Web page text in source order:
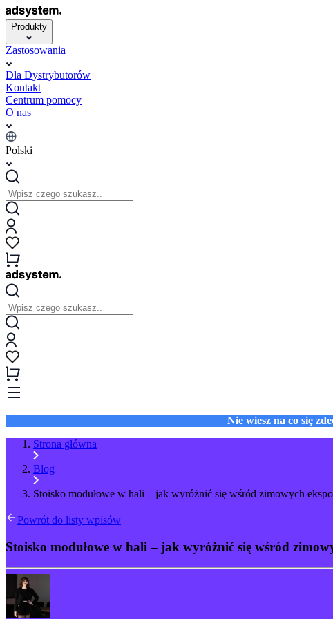
Produkty
Zastosowania
Dla Dystrybutorów
Kontakt
Centrum pomocy
O nas
Polski
Nie wiesz na co się
Strona główna
Blog
Stoisko modułowe w hali – jak wyróżnić się wśród zimowych
Powrót do listy wpisów
Stoisko modułowe w hali – jak wyróżnić się wśród